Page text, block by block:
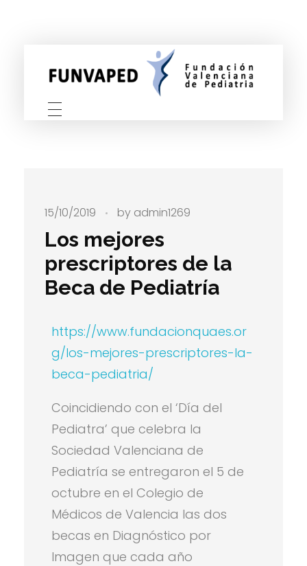
FUNVAPED
Fundación Valenciana de Pediatria
Los mejores
prescriptores de la
Beca de Pediatría
15/10/2019 by admin1269
https://www.fundacionquaes.or
g/los-mejores-prescriptores-la-
beca-pediatria/
Coincidiendo con el ‘Día del
Pediatra’ que celebra la
Sociedad Valenciana de
Pediatría se entregaron el 5 de
octubre en el Colegio de
Médicos de Valencia las dos
becas en Diagnóstico por
Imagen que cada año